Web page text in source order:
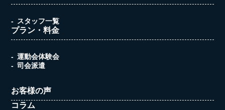
スタッフ一覧
プラン・料金
運動会体験会
司会派遣
お客様の声
コラム